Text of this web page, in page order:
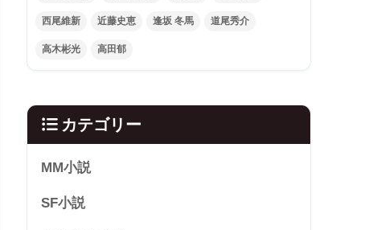
西尾維新 近藤史恵 逢坂 冬馬 道尾秀介
高木彬光 高田郁
カテゴリー
MM小説
SF小説